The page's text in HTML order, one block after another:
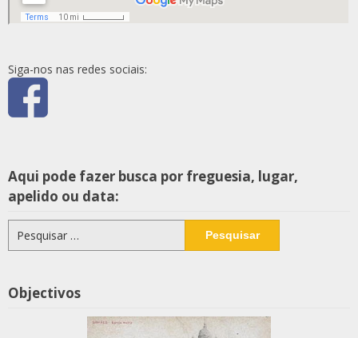
Siga-nos nas redes sociais:
Aqui pode fazer busca por freguesia, lugar,
apelido ou data:
por:
Objectivos